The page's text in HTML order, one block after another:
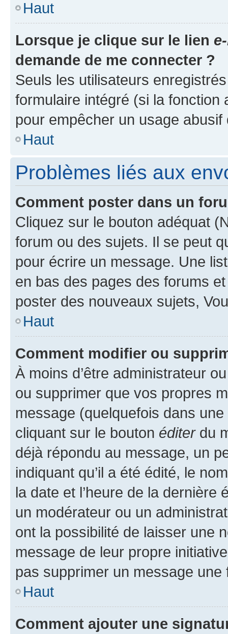
Haut
Lorsque je clique sur le lien
demande de me connecter ?
Seuls les utilisateurs
formulaire intégré (si la fonction
pour empêcher un usage
Haut
Problèmes liés aux
Comment poster dans un
Cliquez sur le bouton adéquat
forum ou des sujets. Il se peut
pour écrire un message. Une
en bas des pages des forums
poster des nouveaux sujets,
Haut
Comment modifier ou
À moins d’être administrateur
ou supprimer que vos propres
message (quelquefois dans
cliquant sur le bouton éditerdu
déjà répondu au message, un
indiquant qu’il a été édité, le
la date et l’heure de la dernière
un modérateur ou un
ont la possibilité de laisser une
message de leur propre
pas supprimer un message une
Haut
Comment ajouter une